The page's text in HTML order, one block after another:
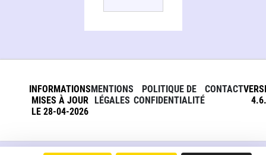
INFORMATIONS
MISES À JOUR
LE 28-04-2026
MENTIONS
LÉGALES
POLITIQUE DE
CONFIDENTIALITÉ
CONTACT